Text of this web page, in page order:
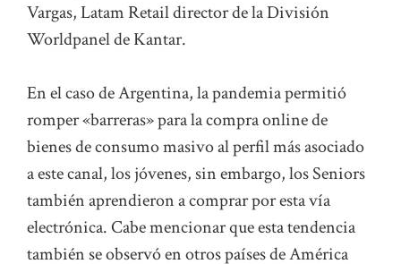
Vargas, Latam Retail director de la División
Worldpanel de Kantar.
En el caso de Argentina, la pandemia permitió
romper «barreras» para la compra online de
bienes de consumo masivo al perfil más asociado
a este canal, los jóvenes, sin embargo, los Seniors
también aprendieron a comprar por esta vía
electrónica. Cabe mencionar que esta tendencia
también se observó en otros países de América